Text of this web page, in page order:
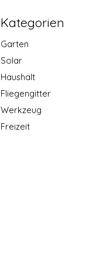
Kategorien
Garten
Solar
Haushalt
Fliegengitter
Werkzeug
Freizeit